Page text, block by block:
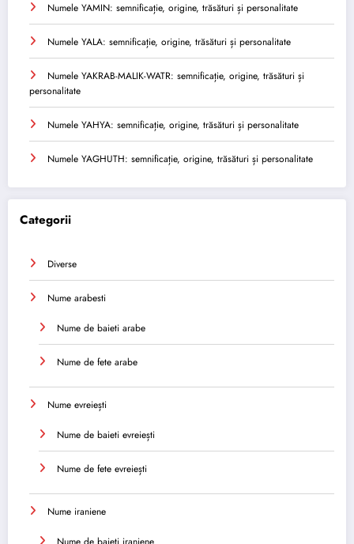
Numele YAMIN: semnificație, origine, trăsături și personalitate
Numele YALA: semnificație, origine, trăsături și personalitate
Numele YAKRAB-MALIK-WATR: semnificație, origine, trăsături și
personalitate
Numele YAHYA: semnificație, origine, trăsături și personalitate
Numele YAGHUTH: semnificație, origine, trăsături și personalitate
Categorii
Diverse
Nume arabesti
Nume de baieti arabe
Nume de fete arabe
Nume evreiești
Nume de baieti evreiești
Nume de fete evreiești
Nume iraniene